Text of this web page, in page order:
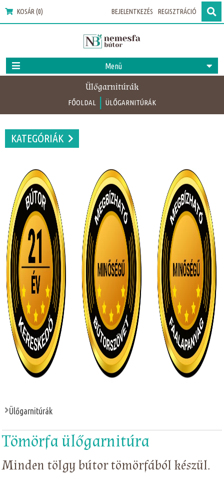
KOSÁR (0) BEJELENTKEZÉS REGISZTRÁCIÓ
Menü
Ülőgarnitúrák
FŐOLDAL ÜLŐGARNITÚRÁK
KATEGÓRIÁK
Ülőgarnitúrák
Tömörfa ülőgarnitúra
Minden tölgy bútor tömörfából készül.